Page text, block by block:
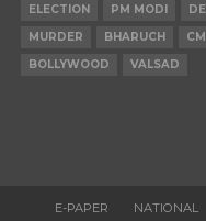
ELECTION
PM MODI
MURDER
BHARUCH CM
BOLLYWOOD
VALSAD
E-PAPER NATIONAL